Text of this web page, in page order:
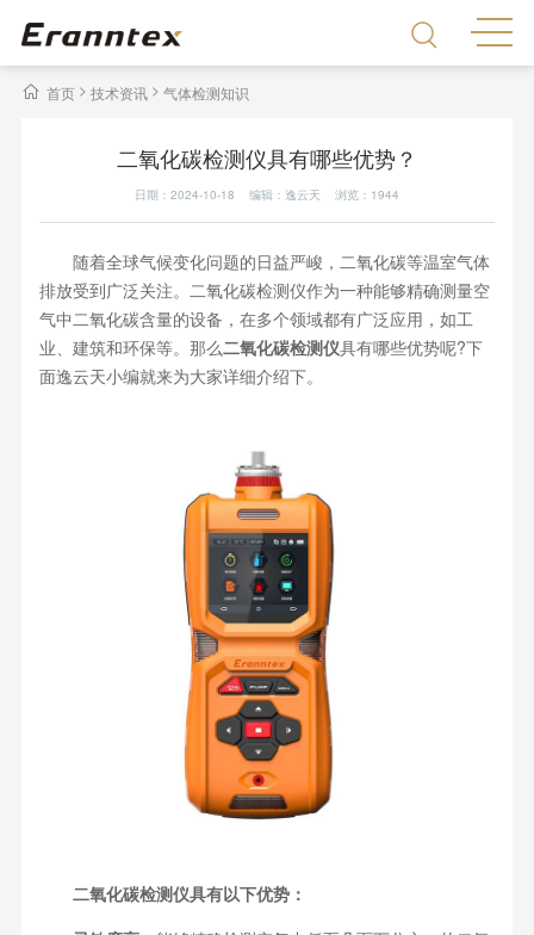
首页> 技术资讯 > 气体检测知识
二氧化碳检测仪具有哪些优势？
日期：2024-10-18 编辑：逸云天 浏览： 1944
随着全球气候变化问题的日益严峻，二氧化碳等温室气体
排放受到广泛关注。二氧化碳检测仪作为一种能够精确测量空
气中二氧化碳含量的设备，在多个领域都有广泛应用，如工
业、建筑和环保等。那么二氧化碳检测仪具有哪些优势呢?下
面逸云天小编就来为大家详细介绍下。
二氧化碳检测仪具有以下优势：